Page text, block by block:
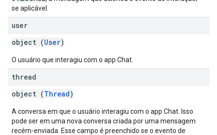
se aplicável.
user
object (User)
O usuário que interagiu com o app Chat.
thread
object (Thread)
A conversa em que o usuário interagiu com o app Chat. Isso
pode ser em uma nova conversa criada por uma mensagem
recém-enviada. Esse campo é preenchido se o evento de